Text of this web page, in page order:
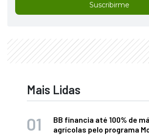
Suscribirme
Mais Lidas
BB financia até 100% de
agrícolas pelo programa